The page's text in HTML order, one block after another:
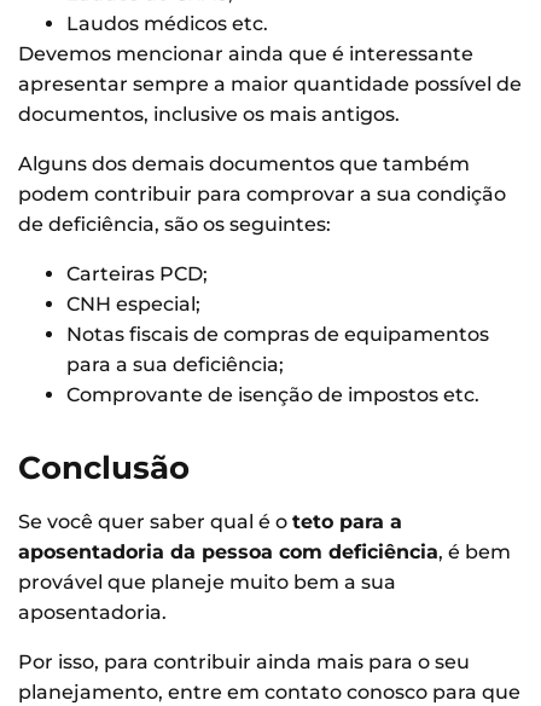
Laudos médicos etc.
Devemos mencionar ainda que é interessante
apresentar sempre a maior quantidade possível de
documentos, inclusive os mais antigos.
Alguns dos demais documentos que também
podem contribuir para comprovar a sua condição
de deficiência, são os seguintes:
Carteiras PCD;
CNH especial;
Notas fiscais de compras de equipamentos
para a sua deficiência;
Comprovante de isenção de impostos etc.
Conclusão
Se você quer saber qual é o teto para a
aposentadoria da pessoa com deficiência, é bem
provável que planeje muito bem a sua
aposentadoria.
Por isso, para contribuir ainda mais para o seu
planejamento, entre em contato conosco para que